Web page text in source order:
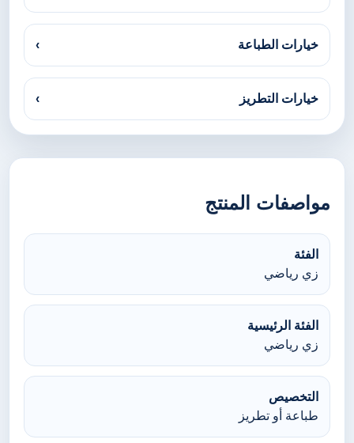
خيارات الطباعة ›
خيارات التطريز ›
مواصفات المنتج
الفئة
زي رياضي
الفئة الرئيسية
زي رياضي
التخصيص
طباعة أو تطريز